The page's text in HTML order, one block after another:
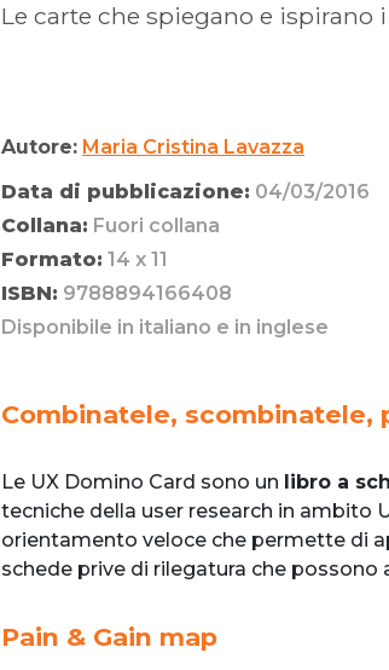
Le carte che spiegano e ispirano
Autore: Maria Cristina Lavazza
Data di pubblicazione: 04/03/2016
Collana: Fuori collana
Formato: 14 x 11
ISBN: 9788894166408
Disponibile in italiano e in inglese
Combinatele,
Le UX Domino Card sono un libro a
tecniche della user research in ambito
orientamento veloce che permette di
schede prive di rilegatura che possono
Pain & Gain map